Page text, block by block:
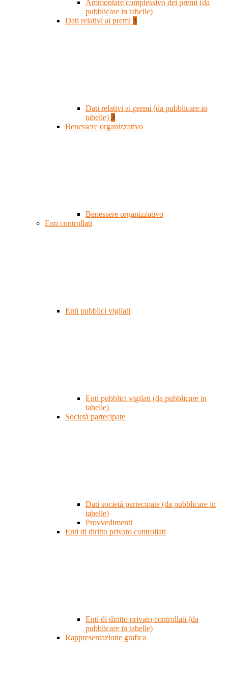
Ammontare complessivo dei premi (da
pubblicare in tabelle)
Dati relativi ai premi 3
Dati relativi ai premi (da pubblicare in
tabelle) 3
Benessere organizzativo
Benessere organizzativo
Enti controllati
Enti pubblici vigilati
Enti pubblici vigilati (da pubblicare in
tabelle)
Società partecipate
Dati società partecipate (da pubblicare in
tabelle)
Provvedimenti
Enti di diritto privato controllati
Enti di diritto privato controllati (da
pubblicare in tabelle)
Rappresentazione grafica